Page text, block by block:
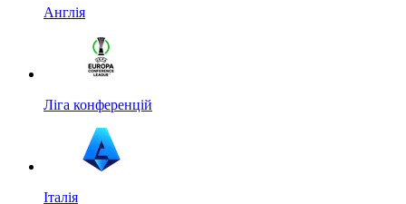
Англія
Ліга конференцій
Італія